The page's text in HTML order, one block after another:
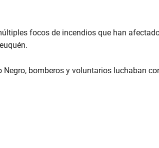
focos de incendios que han
bomberos y voluntarios luchaban